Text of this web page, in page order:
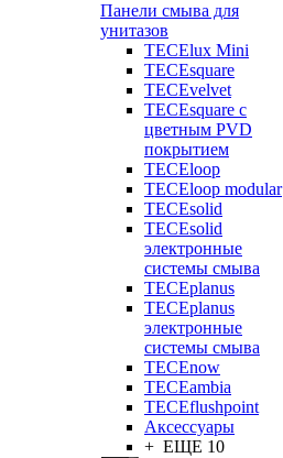
Панели смыва для
унитазов
TECElux Mini
TECEsquare
TECEvelvet
TECEsquare с
цветным PVD
покрытием
TECEloop
TECEloop modular
TECEsolid
TECEsolid
электронные
системы смыва
TECEplanus
TECEplanus
электронные
системы смыва
TECEnow
TECEambia
TECEflushpoint
Аксессуары
+ ЕЩЕ 10